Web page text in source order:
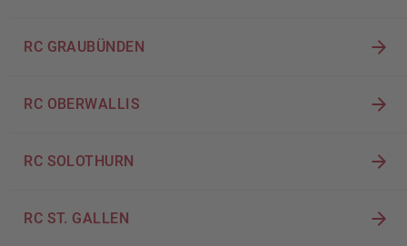
RC GRAUBÜNDEN
RC OBERWALLIS
RC SOLOTHURN
RC ST. GALLEN